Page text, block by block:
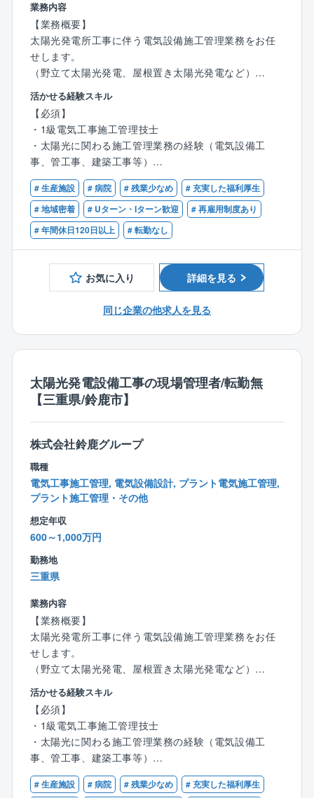
業務内容
【業務概要】
太陽光発電所工事に伴う電気設備施工管理業務をお任
せします。
（野立て太陽光発電、屋根置き太陽光発電など）
【具体的には】
・工程管理、安全管理、品質管理、予算管理全般
・CADを使った図面作成（施工図など）
・職人、作業員の手配 など
※営業エリアが全国のため、出張があります。
【同社の特徴】
■鈴鹿グループは、電気設備工事を起点に機械設備工
事、空調設備工事業、不動産事業、開発設計、土木工
事業など様々な事業を自社グループで行っておりま
わせて柔軟に対応出来るクラスター型の組織を採用
え仕事を遂行していく『価値観型組織』と称していま
■多様化した時代に応じて、個々が自分に合った働き方
で仕事ができる会社です。
《仕事で活躍したい人》《家庭を大事にしたい人》
《趣味を大切にしたい人》など、誰でも様々な価値観
があり、どこに重きを置くかによって、その人の幸せ
度数も変わると考えております。
■社是の一つに三方ヨシを掲げており、常に『従業員ヨ
シ！お客様ヨシ！取引先ヨシ！』の考えの下、社員ひ
とり一人の価値観を尊重し、同社に関わる全ての方の
幸せ度数の向上を目指しています。
活かせる経験スキル
【必須】
・1級電気工事施工管理技士
・太陽光に関わる施工管理業務の経験（電気設備工
事、管工事、建築工事等）
・普通自動車運転免許
【歓迎】
・施工管理業務の経験（電気設備工事、管工事、建築
工事等）
# 生産施設 # 病院 # 残業少なめ
# 充実した福利厚生
# 地域密着
# Uターン・Iターン歓迎
# 再雇用制度あり
# 年間休日120日以上
# 転勤なし
お気に入り 詳細を見る
同じ企業の他求人を見る
太陽光発電設備工事の現場管理者/転勤無
【三重県/鈴鹿市】
株式会社鈴鹿グループ
職種
電気工事施工管理, 電気設備設計, プラント電気施工管理,
プラント施工管理・その他
想定年収
600～1,000万円
勤務地
三重県
業務内容
【業務概要】
太陽光発電所工事に伴う電気設備施工管理業務をお任
せします。
（野立て太陽光発電、屋根置き太陽光発電など）
【具体的には】
・工程管理、安全管理、品質管理、予算管理全般
・CADを使った図面作成（施工図など）
・職人、作業員の手配 など
※営業エリアが全国のため、出張があります。
活かせる経験スキル
【必須】
・1級電気工事施工管理技士
・太陽光に関わる施工管理業務の経験（電気設備工
事、管工事、建築工事等）
・普通自動車運転免許
# 生産施設 # 病院 # 残業少なめ
# 充実した福利厚生